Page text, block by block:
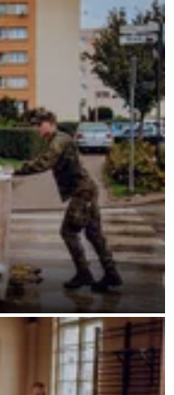
ze skutkami
ze skutkami